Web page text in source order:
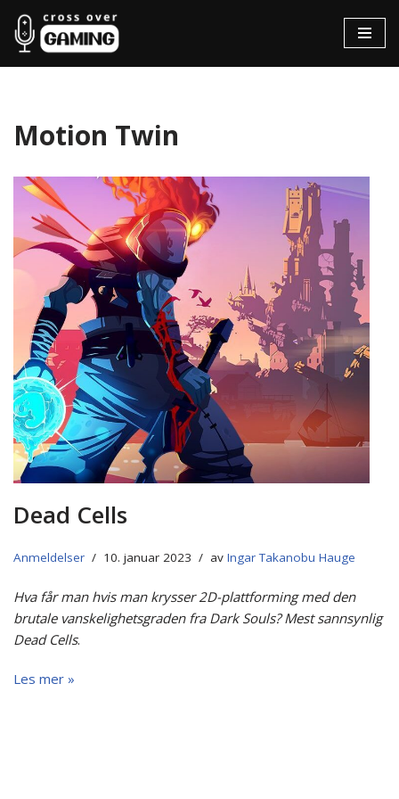
Hopp
til
Motion Twin
Dead Cells
Anmeldelser 10. januar 2023 av Ingar Takanobu Hauge
Hva får man hvis man krysser 2D-plattforming med den
brutale vanskelighetsgraden fra Dark Souls? Mest sannsynlig
Dead Cells.
Les mer »